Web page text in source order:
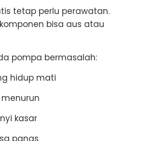
tetap perlu perawatan.
bisa aus atau
pompa bermasalah:
hidup mati
kasar
panas